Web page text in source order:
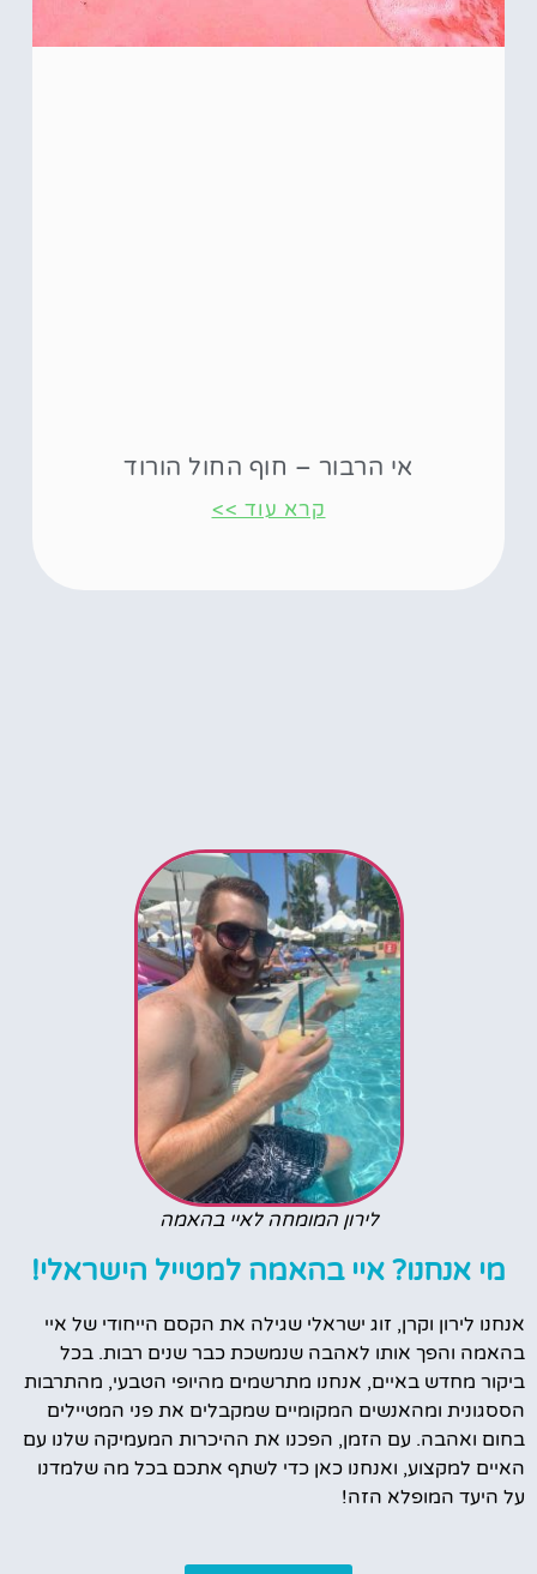
אי הרבור – חוף החול הורוד
קרא עוד >>
לירון המומחה לאיי בהאמה
מי אנחנו? איי בהאמה למטייל הישראלי!
אנחנו לירון וקרן, זוג ישראלי שגילה את הקסם הייחודי של איי
בהאמה והפך אותו לאהבה שנמשכת כבר שנים רבות. בכל
ביקור מחדש באיים, אנחנו מתרשמים מהיופי הטבעי, מהתרבות
הססגונית ומהאנשים המקומיים שמקבלים את פני המטיילים
בחום ואהבה. עם הזמן, הפכנו את ההיכרות המעמיקה שלנו עם
האיים למקצוע, ואנחנו כאן כדי לשתף אתכם בכל מה שלמדנו
על היעד המופלא הזה!